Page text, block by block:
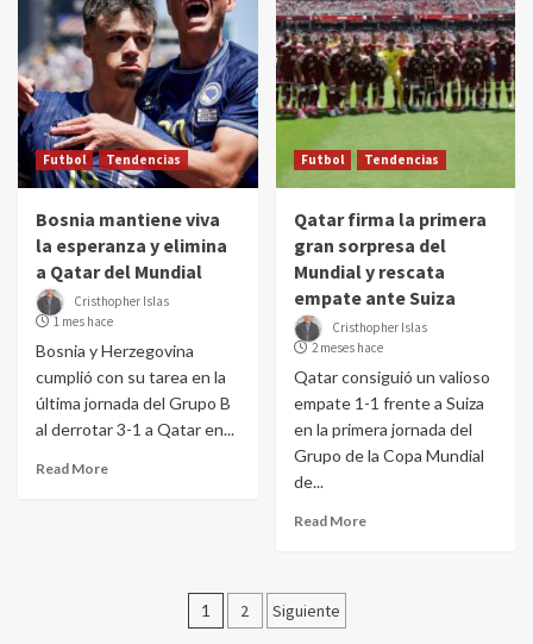
Futbol Tendencias
Bosnia mantiene viva
la esperanza y elimina
a Qatar del Mundial
Cristhopher Islas
1 mes hace
Bosnia y Herzegovina
cumplió con su tarea en la
última jornada del Grupo B
al derrotar 3-1 a Qatar en...
Read More
Futbol Tendencias
Qatar firma la primera
gran sorpresa del
Mundial y rescata
empate ante Suiza
Cristhopher Islas
2 meses hace
Qatar consiguió un valioso
empate 1-1 frente a Suiza
en la primera jornada del
Grupo de la Copa Mundial
de...
Read More
Paginación
1 2 Siguiente